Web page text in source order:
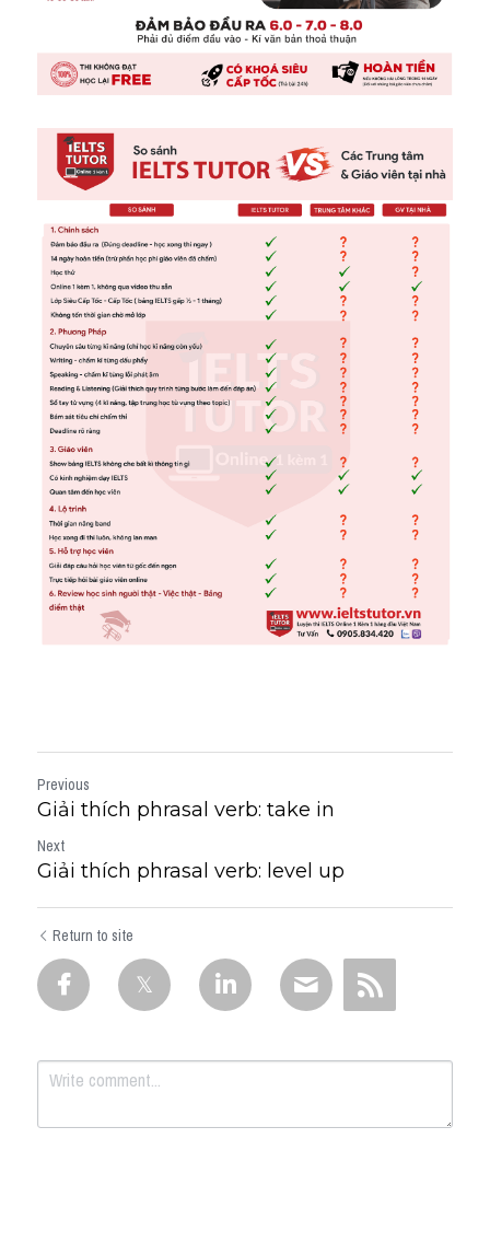
Previous
Giải thích phrasal verb: take in
Next
Giải thích phrasal verb: level up
Return to site